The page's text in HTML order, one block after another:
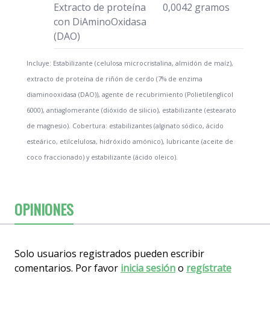
Extracto de proteína
con DiAminoOxidasa
(DAO)
0,0042 gramos
Incluye: Estabilizante (celulosa microcristalina, almidón de maíz),
extracto de proteína de riñón de cerdo (7% de enzima
diaminooxidasa (DAO)), agente de recubrimiento (Polietilenglicol
6000), antiaglomerante (dióxido de silicio), estabilizante (estearato
de magnesio). Cobertura: estabilizantes (alginato sódico, ácido
esteárico, etilcelulosa, hidróxido amónico), lubricante (aceite de
coco fraccionado) y estabilizante (ácido oleico).
OPINIONES
Solo usuarios registrados pueden escribir
comentarios. Por favor inicia sesióno regístrate